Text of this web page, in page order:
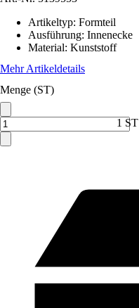
Artikeltyp: Formteil
Ausführung: Innenecke
Material: Kunststoff
Mehr Artikeldetails
Menge (ST)
1 ST